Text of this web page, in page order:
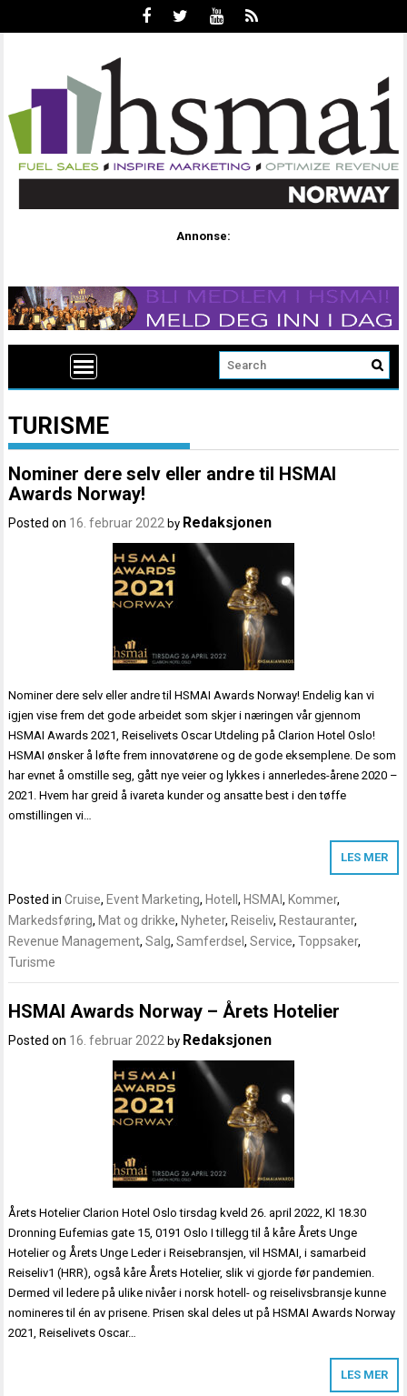
Annonse:
TURISME
Nominer dere selv eller andre til HSMAI
Awards Norway!
Posted on 16. februar 2022 by Redaksjonen
Nominer dere selv eller andre til HSMAI Awards Norway! Endelig kan vi
igjen vise frem det gode arbeidet som skjer i næringen vår gjennom
HSMAI Awards 2021, Reiselivets Oscar Utdeling på Clarion Hotel Oslo!
HSMAI ønsker å løfte frem innovatørene og de gode eksemplene. De som
har evnet å omstille seg, gått nye veier og lykkes i annerledes-årene 2020 –
2021. Hvem har greid å ivareta kunder og ansatte best i den tøffe
omstillingen vi…
LES MER
Posted inCruise, Event Marketing, Hotell, HSMAI, Kommer,
Markedsføring, Mat og drikke, Nyheter, Reiseliv, Restauranter,
Revenue Management,Salg,Samferdsel,Service,Toppsaker,
Turisme
HSMAI Awards Norway – Årets Hotelier
Posted on 16. februar 2022 by Redaksjonen
Årets Hotelier Clarion Hotel Oslo tirsdag kveld 26. april 2022, Kl 18.30
Dronning Eufemias gate 15, 0191 Oslo I tillegg til å kåre Årets Unge
Hotelier og Årets Unge Leder i Reisebransjen, vil HSMAI, i samarbeid
Reiseliv1 (HRR), også kåre Årets Hotelier, slik vi gjorde før pandemien.
Dermed vil ledere på ulike nivåer i norsk hotell- og reiselivsbransje kunne
nomineres til én av prisene. Prisen skal deles ut på HSMAI Awards Norway
2021, Reiselivets Oscar…
LES MER